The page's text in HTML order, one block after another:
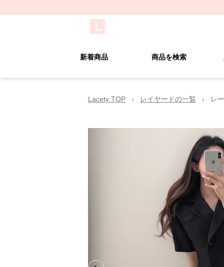
新着商品 商品を検索
Lacety TOP › レイヤードの一覧 › レ